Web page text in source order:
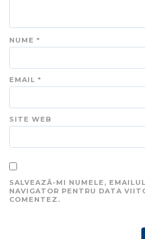
NUME *
EMAIL *
SITE WEB
SALVEAZĂ-MI NUMELE,
NAVIGATOR PENTRU DATA
COMENTEZ.